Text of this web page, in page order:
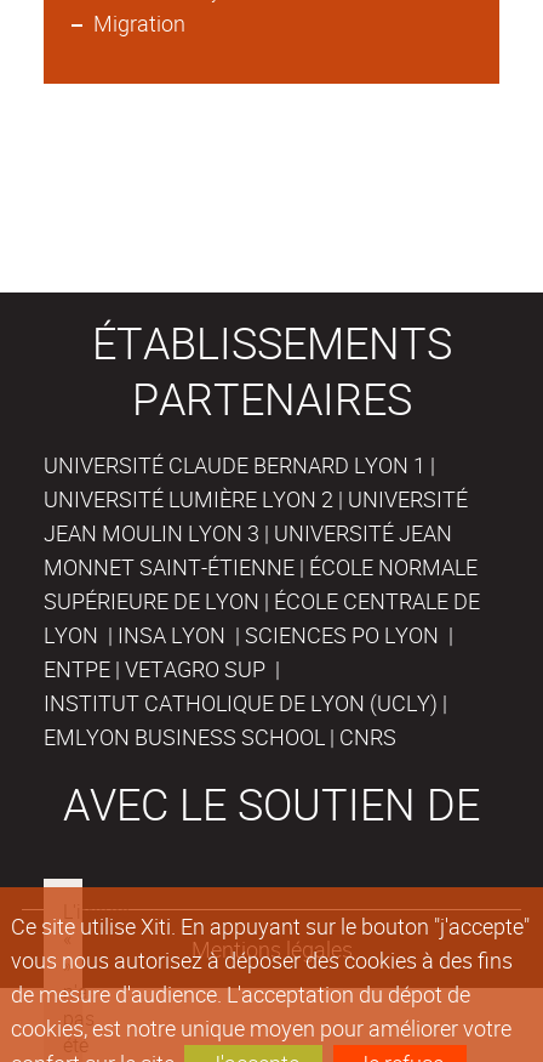
Ce site utilise Xiti. En appuyant sur le bouton "j'accepte"
vous nous autorisez à déposer des cookies à des fins
de mesure d'audience. L'acceptation du dépot de
cookies, est notre unique moyen pour améliorer votre
Migration
ÉTABLISSEMENTS
PARTENAIRES
UNIVERSITÉ CLAUDE BERNARD LYON 1 |
UNIVERSITÉ LUMIÈRE LYON 2 | UNIVERSITÉ
JEAN MOULIN LYON 3 | UNIVERSITÉ JEAN
MONNET SAINT-ÉTIENNE | ÉCOLE NORMALE
SUPÉRIEURE DE LYON | ÉCOLE CENTRALE DE
LYON | INSA LYON | SCIENCES PO LYON |
ENTPE | VETAGRO SUP |
INSTITUT CATHOLIQUE DE LYON (UCLY) |
EMLYON BUSINESS SCHOOL | CNRS
AVEC LE SOUTIEN DE
Mentions légales